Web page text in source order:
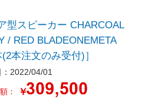
ピーカー CHARCOAL
/ RED BLADEONEMETA
(2本注文のみ受付)］
2022/04/01
： ￥